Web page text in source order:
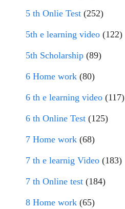
5 th Onlie Test (252)
5th e learning video (122)
5th Scholarship (89)
6 Home work (80)
6 th e learning video (117)
6 th Online Test (125)
7 Home work (68)
7 th e learnig Video (183)
7 th Online test (184)
8 Home work (65)